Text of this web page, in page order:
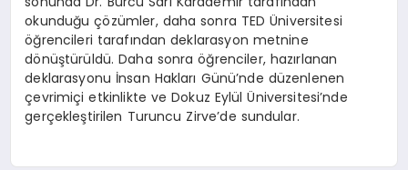
okunduğu çözümler, daha sonra TED Üniversitesi
öğrencileri tarafından deklarasyon metnine
dönüştürüldü. Daha sonra öğrenciler, hazırlanan
deklarasyonu İnsan Hakları Günü’nde düzenlenen
çevrimiçi etkinlikte ve Dokuz Eylül Üniversitesi’nde
gerçekleştirilen Turuncu Zirve’de sundular.